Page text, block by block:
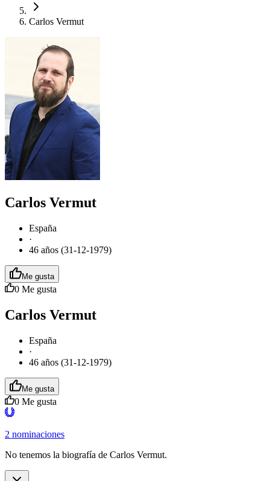
Carlos Vermut
Carlos Vermut
España
·
46 años (31-12-1979)
Me gusta
0 Me gusta
Carlos Vermut
España
·
46 años (31-12-1979)
Me gusta
0 Me gusta
2 nominaciones
No tenemos la biografía de Carlos Vermut.